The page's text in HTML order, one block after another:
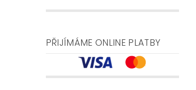
PŘIJÍMÁME ONLINE PLATBY